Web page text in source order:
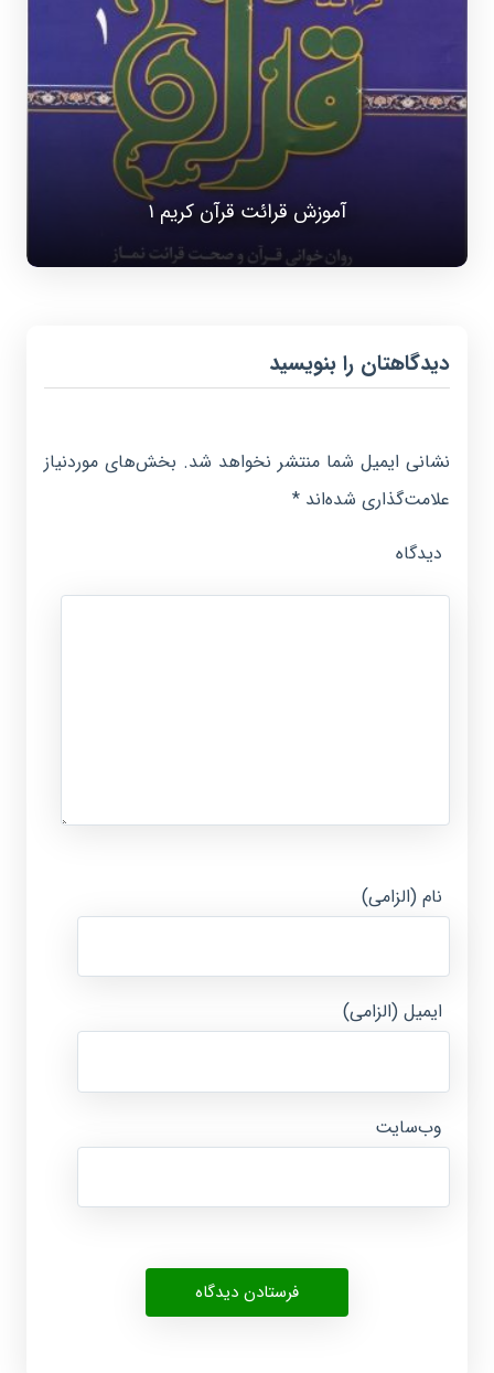
آموزش قرائت قرآن کریم ۱
دیدگاهتان را بنویسید
نشانی ایمیل شما منتشر نخواهد شد. بخش‌های موردنیاز
علامت‌گذاری شده‌اند*
دیدگاه
نام (الزامی)
ایمیل (الزامی)
وب‌سایت